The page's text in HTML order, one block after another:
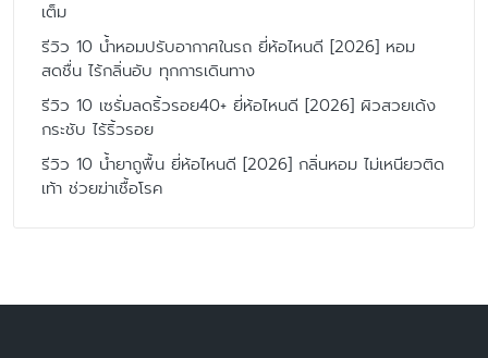
เต็ม
รีวิว 10 น้ำหอมปรับอากาศในรถ ยี่ห้อไหนดี [2026] หอม
สดชื่น ไร้กลิ่นอับ ทุกการเดินทาง
รีวิว 10 เซรั่มลดริ้วรอย40+ ยี่ห้อไหนดี [2026] ผิวสวยเด้ง
กระชับ ไร้ริ้วรอย
รีวิว 10 น้ำยาถูพื้น ยี่ห้อไหนดี [2026] กลิ่นหอม ไม่เหนียวติด
เท้า ช่วยฆ่าเชื้อโรค